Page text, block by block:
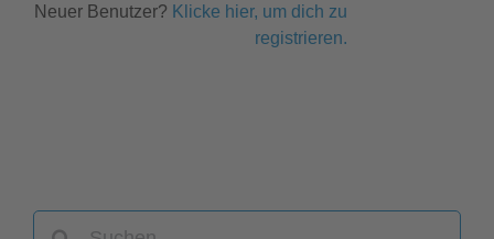
Neuer Benutzer? Klicke hier, um dich zu
registrieren.
Suche